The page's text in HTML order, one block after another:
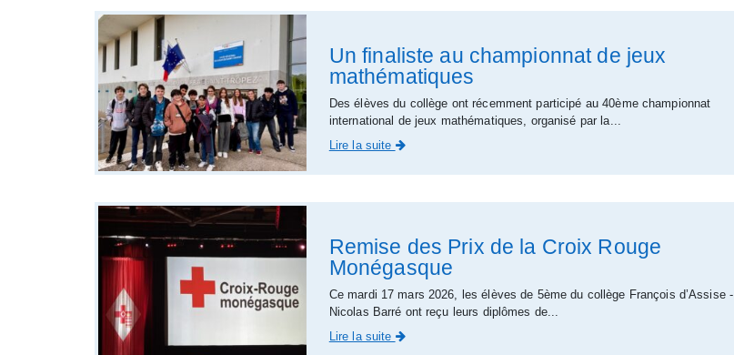
Un finaliste au championnat de jeux
mathématiques
Des élèves du collège ont récemment participé au 40ème championnat
international de jeux mathématiques, organisé par la...
Lire la suite
Remise des Prix de la Croix Rouge
Monégasque
Ce mardi 17 mars 2026, les élèves de 5ème du collège François d’Assise -
Nicolas Barré ont reçu leurs diplômes de...
Lire la suite